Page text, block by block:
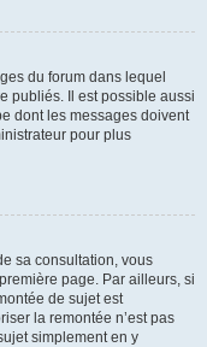
du forum dans lequel
publiés. Il est possible aussi
dont les messages doivent
pour plus
sa consultation, vous
page. Par ailleurs, si
de sujet est
la remontée n’est pas
simplement en y